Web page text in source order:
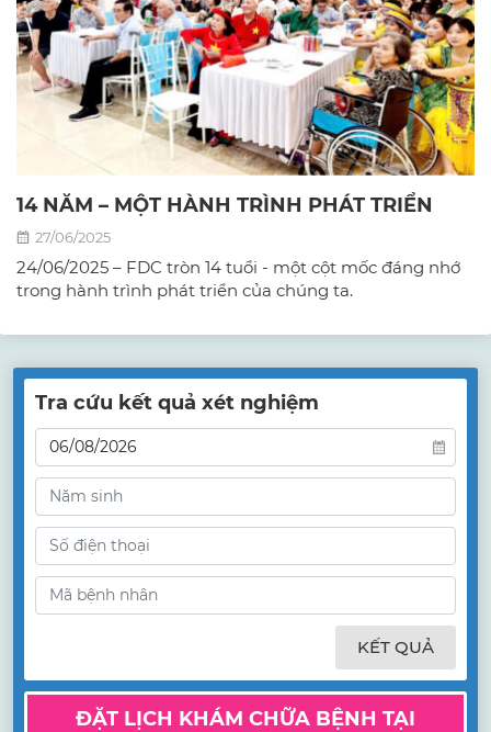
14 NĂM – MỘT HÀNH TRÌNH PHÁT TRIỂN
27/06/2025
24/06/2025 – FDC tròn 14 tuổi - một cột mốc đáng nhớ
trong hành trình phát triển của chúng ta.
Tra cứu kết quả xét nghiệm
KẾT QUẢ
ĐẶT LỊCH KHÁM CHỮA BỆNH TẠI